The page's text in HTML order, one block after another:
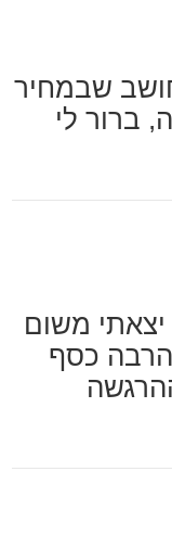
שבמחיר
בלאפה, ברור לי
יצאתי משום
כסף